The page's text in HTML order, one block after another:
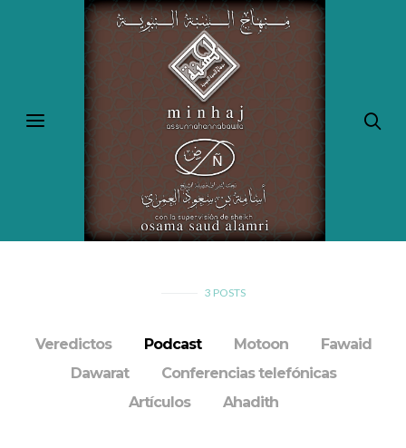
3 POSTS
Veredictos Podcast Motoon
Fawaid
Dawarat
Conferencias telefónicas
Artículos
Ahadith